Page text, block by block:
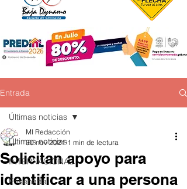
Entrada
Últimas noticias
INTERNACIONAL
Ensenada
Últimas noticias
Solicitan apoyo para
identificar a una persona
MI Redacción
30 nov 2021 1 min de lectura